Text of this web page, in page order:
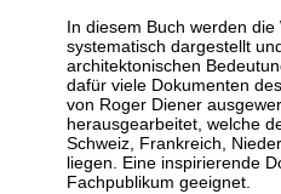
In diesem Buch werden
systematisch dargestellt
architektonischen
dafür viele Dokumenten
von Roger Diener
herausgearbeitet, welche
Schweiz, Frankreich,
liegen. Eine inspirierende
Fachpublikum geeignet.